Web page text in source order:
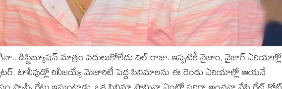
డిస్ట్రిబ్యూషన్ మాత్రం వదులుకోలేదు దిల్ రాజు. ఇప్పటికీ నైజాం, వైజాగ్ ఏరియాల్లో
టాలీవుడ్లో రిలీజయ్యే మెజారిటీ పెద్ద సినిమాలను ఈ రెండు ఏరియాల్లో ఆయనే